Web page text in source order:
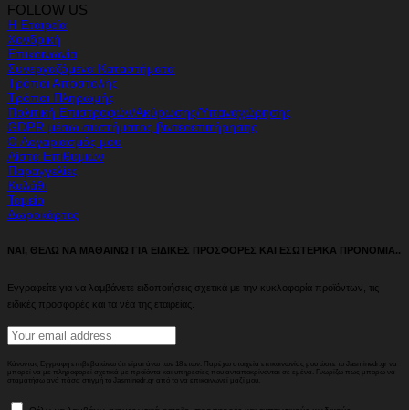
FOLLOW US
Η Εταιρεία
Χονδρική
Επικοινωνία
Συνεργαζόμενα Καταστήματα
Τρόποι Αποστολής
Τρόποι Πληρωμής
Πολιτική Επιστροφών/Ακύρωσης/Υπαναχώρησης
GDPR μέσω συστήματος βιντεοεπιτήρησης
Ο Λογαριασμός μου
Λίστα Επιθυμιών
Παραγγελίες
Καλάθι
Ταμείο
Δωροκάρτες
ΝΑΙ, ΘΕΛΩ ΝΑ ΜΑΘΑΙΝΩ ΓΙΑ ΕΙΔΙΚΕΣ ΠΡΟΣΦΟΡΕΣ ΚΑΙ ΕΣΩΤΕΡΙΚΑ ΠΡΟΝΟΜΙΑ..
Εγγραφείτε για να λαμβάνετε ειδοποιήσεις σχετικά με την κυκλοφορία προϊόντων, τις
ειδικές προσφορές και τα νέα της εταιρείας.
Κάνοντας Εγγραφή επιβεβαιώνω ότι είμαι άνω των 18 ετών. Παρέχω στοιχεία επικοινωνίας μου ώστε το Jasminedr.gr να
μπορεί να με πληροφορεί σχετικά με προϊόντα και υπηρεσίες που ανταποκρίνονται σε εμένα. Γνωρίζω πως μπορώ να
σταματήσω ανά πάσα στιγμή το Jasminedr.gr από το να επικοινωνεί μαζί μου.